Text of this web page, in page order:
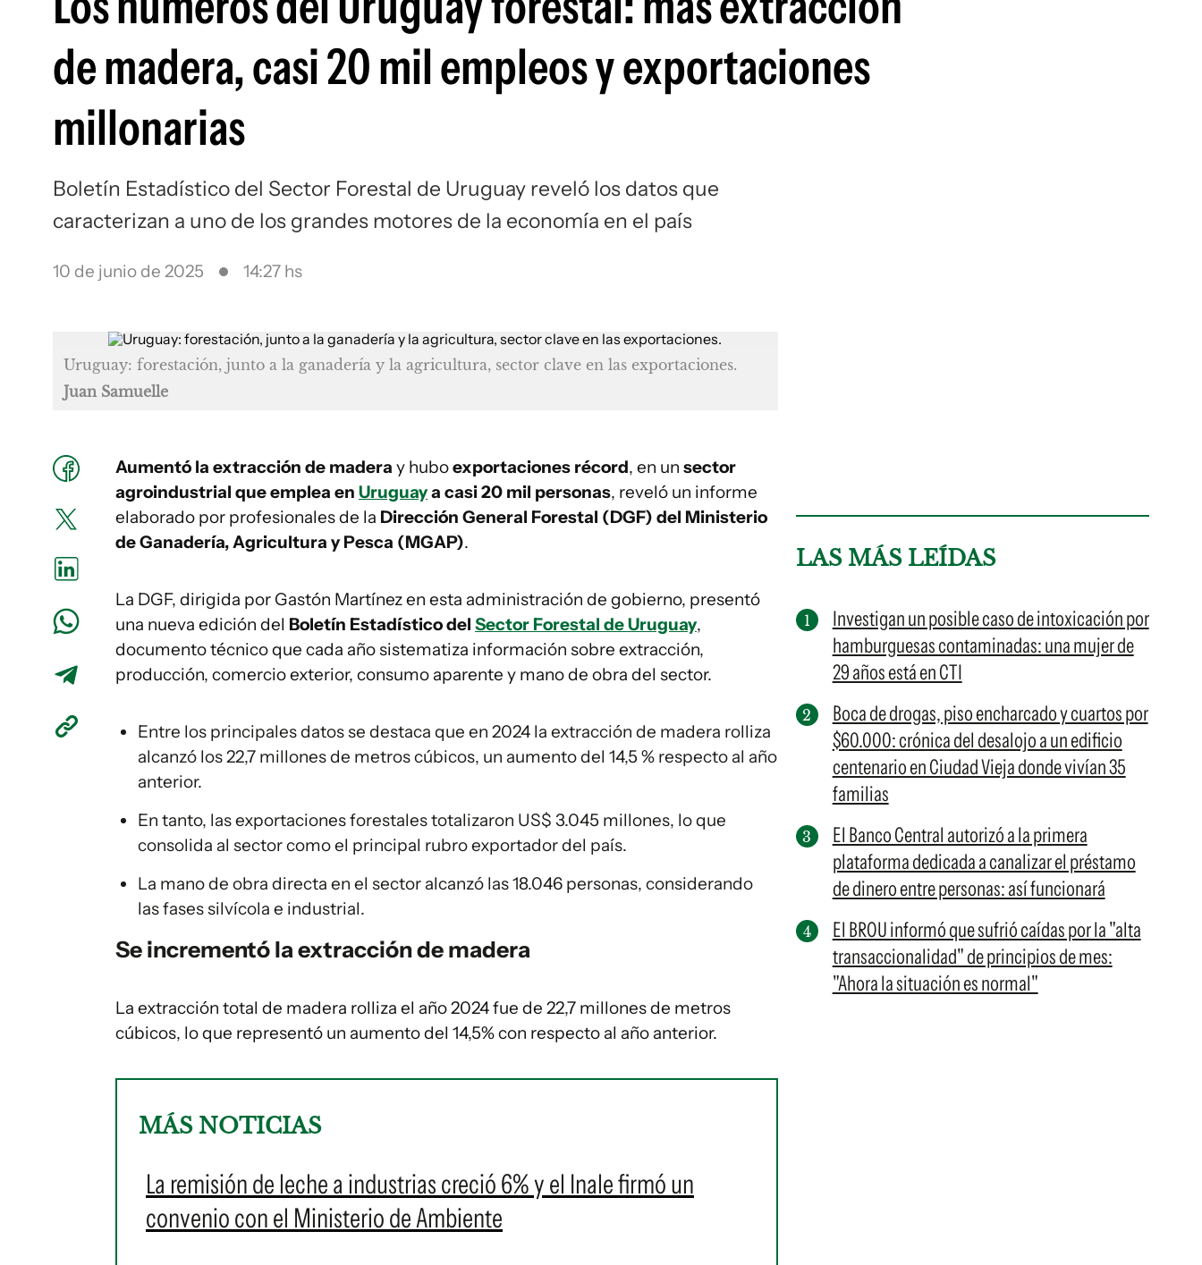
de madera, casi 20 mil empleos y exportaciones
millonarias
Boletín Estadístico del Sector Forestal de Uruguay reveló los datos que
caracterizan a uno de los grandes motores de la economía en el país
10 de junio de 2025 14:27 hs
Uruguay: forestación, junto a la ganadería y la agricultura, sector clave en las exportaciones.
Juan Samuelle
Aumentó la extracción de madera y huboexportaciones récord, en un sector
agroindustrial que emplea en Uruguaya casi 20 mil personas, reveló un informe
elaborado por profesionales de la Dirección General Forestal (DGF) del Ministerio
de Ganadería, Agricultura y Pesca (MGAP).
La DGF, dirigida por Gastón Martínez en esta administración de gobierno, presentó
una nueva edición del Boletín Estadístico del Sector Forestal de Uruguay,
documento técnico que cada año sistematiza información sobre extracción,
producción, comercio exterior, consumo aparente y mano de obra del sector.
Entre los principales datos se destaca que en 2024 la extracción de madera rolliza
alcanzó los 22,7 millones de metros cúbicos, un aumento del 14,5 % respecto al año
anterior.
En tanto, las exportaciones forestales totalizaron US$ 3.045 millones, lo que
consolida al sector como el principal rubro exportador del país.
La mano de obra directa en el sector alcanzó las 18.046 personas, considerando
las fases silvícola e industrial.
Se incrementó la extracción de madera
La extracción total de madera rolliza el año 2024 fue de 22,7 millones de metros
cúbicos, lo que representó un aumento del 14,5% con respecto al año anterior.
MÁS NOTICIAS
La remisión de leche a industrias creció 6% y el Inale firmó un
convenio con el Ministerio de Ambiente
LAS MÁS LEÍDAS
Investigan un posible caso de intoxicación por
hamburguesas contaminadas: una mujer de
29 años está en CTI
Boca de drogas, piso encharcado y cuartos por
$60.000: crónica del desalojo a un edificio
centenario en Ciudad Vieja donde vivían 35
familias
El Banco Central autorizó a la primera
plataforma dedicada a canalizar el préstamo
de dinero entre personas: así funcionará
El BROU informó que sufrió caídas por la "alta
transaccionalidad" de principios de mes:
"Ahora la situación es normal"